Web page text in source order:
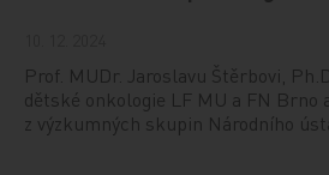
Prof. MUDr. Jaroslavu Štěrbovi,
dětské onkologie LF MU a FN Brno
z výzkumných skupin Národního